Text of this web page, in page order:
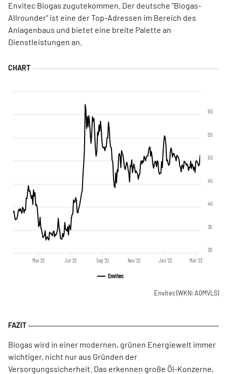
Envitec Biogas zugutekommen. Der deutsche "Biogas-
Allrounder" ist eine der Top-Adressen im Bereich des
Anlagenbaus und bietet eine breite Palette an
Dienstleistungen an.
Envitec
Mai '22 Jul '22 Sep '22 Nov '22 Jan '23 Mär '23
30
35
40
45
50
55
60
Envitec(WKN: A0MVLS)
Biogas wird in einer modernen, grünen Energiewelt immer
wichtiger, nicht nur aus Gründen der
Versorgungssicherheit. Das erkennen große Öl-Konzerne,